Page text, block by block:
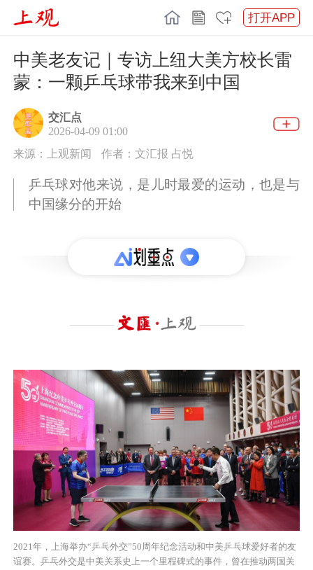
打开APP
中美老友记｜专访上纽大美方校长雷
蒙：一颗乒乓球带我来到中国
交汇点
2026-04-09 01:00
来源：上观新闻
作者：文汇报 占悦
乒乓球对他来说，是儿时最爱的运动，也是与
中国缘分的开始
2021年，上海举办“乒乓外交”50周年纪念活动和中美乒乓球爱好者的友
谊赛。乒乓外交是中美关系史上一个里程碑式的事件，曾在推动两国关